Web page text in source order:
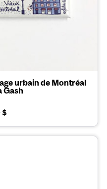
urbain de Montréal
Gash
$